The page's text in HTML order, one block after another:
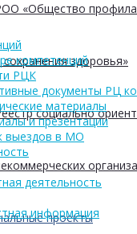
«Общество
сохранения здоровья»
социально
проекты
компетенций
РЦК
документы РЦ
материалы
и презентации
выездов в МО
деятельность
информация